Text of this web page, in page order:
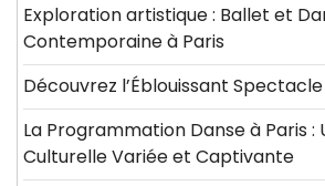
Exploration artistique : Ballet et
Contemporaine à Paris
Découvrez l’Éblouissant
La Programmation Danse à Paris :
Culturelle Variée et Captivante